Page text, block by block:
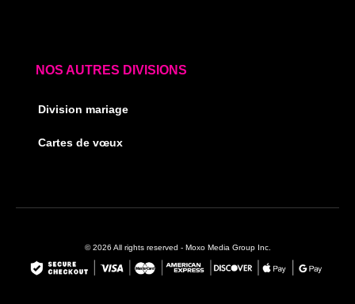
NOS AUTRES DIVISIONS
Division mariage
Cartes de vœux
© 2026 All rights reserved - Moxo Media Group Inc.